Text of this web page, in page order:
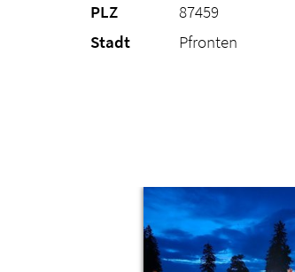
PLZ
87459
Stadt
Pfronten